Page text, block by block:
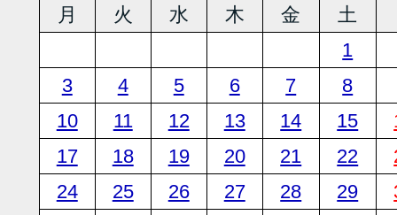
月 火 水 木 金 土
1
3
4 5 6 7
8
10
11 12 13 14 15
17
18 19 20 21 22
24
25 26 27 28 29